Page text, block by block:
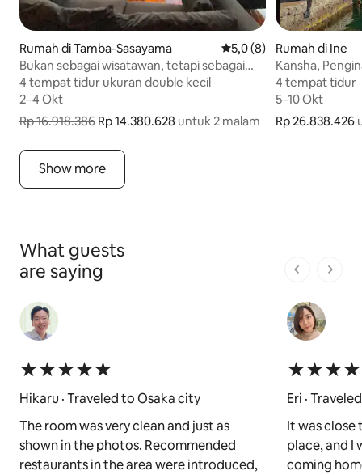
Rumah di Tamba-Sasayama
Bukan sebagai wisatawan, tetapi sebagai
penduduk sehari-hari, untuk menyatu
dengan kehidupan di alam.
4 tempat tidur ukuran double kecil
4 tempat tidur ukuran double kecil
2–4 Okt
2–4 Okt
Rp 16.918.386 Rp 14.380.628 untuk 2 malam
Nilai rata-rata 5,0 dari 5,
5,0 (8)
Rumah di Ine
Kansha,
bagi mereka
(tunjukkan
4 tempat tidur
4 tempat tidur
5–10 Okt
5–10 Okt
Rp 26.838.426
Rp 26.838.426
Show more
What guests
are saying
1 dari 1
★★★★★
Hikaru · Traveled to Osaka city
The room was very clean and just as
shown in the photos. Recommended
restaurants in the area were introduced,
Eri ·
It was close
place, and I
coming